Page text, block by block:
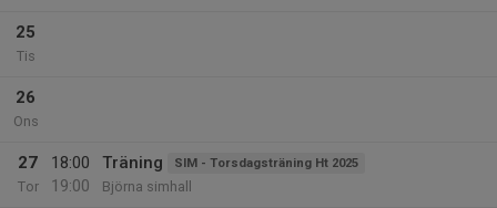
25
Tis
26
Ons
27
Tor
18:00
19:00
Träning SIM - Torsdagsträning Ht 2025
Björna simhall